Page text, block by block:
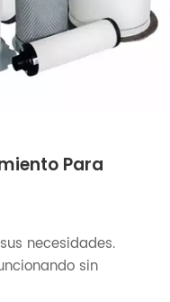
Para
necesidades.
sin